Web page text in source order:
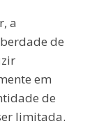
a
de
em
de
limitada.